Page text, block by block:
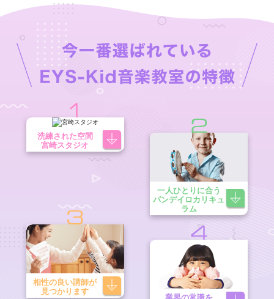
1
洗練された空間
宮崎スタジオ
2
一人ひとりに合う
パンデイロカリキュ
ラム
3
相性の良い講師が
見つかります
4